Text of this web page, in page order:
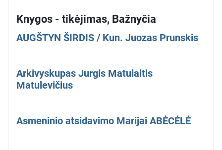
Knygos - tikėjimas, Bažnyčia
AUGŠTYN ŠIRDIS / Kun. Juozas Prunskis
Arkivyskupas Jurgis Matulaitis
Matulevičius
Asmeninio atsidavimo Marijai ABĖCĖLĖ